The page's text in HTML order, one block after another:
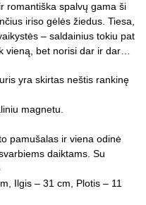
romantiška spalvų gama ši
iriso gėlės žiedus. Tiesa,
– saldainius tokiu pat
vieną, bet norisi dar ir dar…
yra skirtas neštis rankinę
magnetu.
pamušalas ir viena odinė
daiktams. Su
Ilgis – 31 cm, Plotis – 11